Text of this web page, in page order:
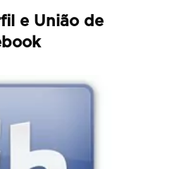
e União de